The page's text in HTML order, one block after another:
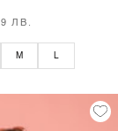
ЛВ.
M